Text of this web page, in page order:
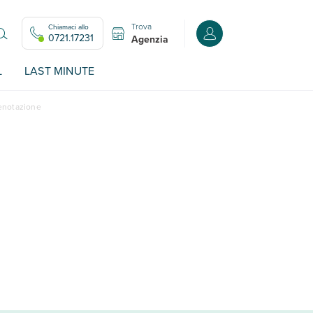
Chiamaci allo
0721.17231
Trova
Agenzia Accedi o registrati
LAST MINUTE